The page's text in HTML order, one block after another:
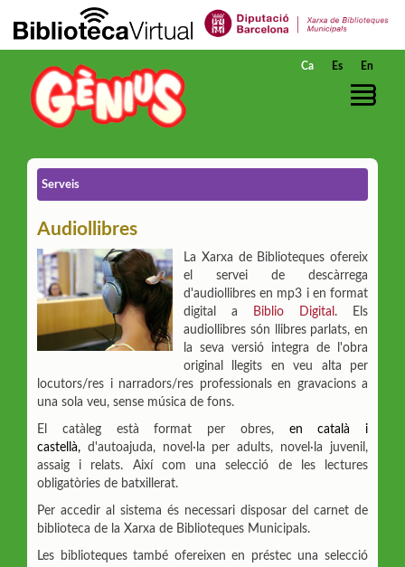
Salta al contingut principal
Ca Es En
Serveis
Audiollibres
La Xarxa de Biblioteques ofereix
el servei de descàrrega
d'audiollibres en mp3 i en format
digital a
Biblio Digital . Els
audiollibres són llibres parlats, en
la seva versió integra de l'obra
original llegits en veu alta per
locutors/res i narradors/res professionals en gravacions a
una sola veu, sense música de fons.
El catàleg està format per obres, en català i
castellà, d'autoajuda, novel·la per adults, novel·la juvenil,
assaig i relats. Així com una selecció de les lectures
obligatòries de batxillerat.
Per accedir al sistema és necessari disposar del carnet de
biblioteca de la Xarxa de Biblioteques Municipals.
Les biblioteques també ofereixen en préstec una selecció